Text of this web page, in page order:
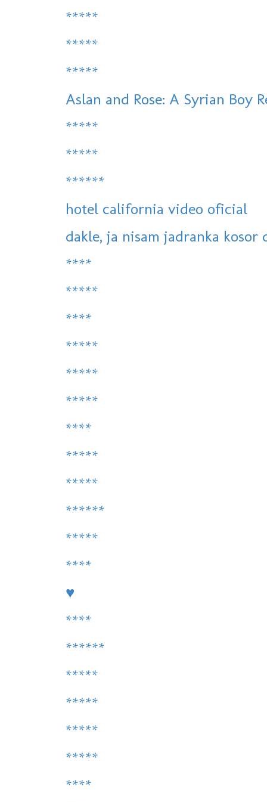
*****
*****
*****
Aslan and Rose: A Syrian Boy
*****
*****
******
hotel california video oficial
dakle, ja nisam jadranka kosor
****
*****
****
*****
*****
*****
****
*****
*****
******
*****
****
♥
****
******
*****
*****
*****
*****
****